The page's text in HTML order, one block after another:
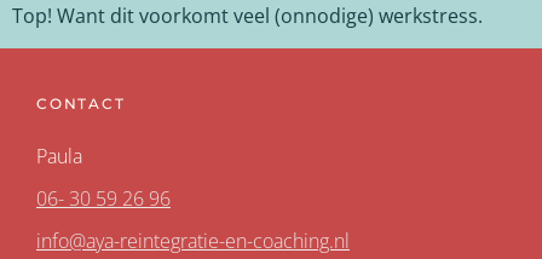
Top! Want dit voorkomt veel (onnodige) werkstress.
CONTACT
Paula
06- 30 59 26 96
info@aya-reintegratie-en-coaching.nl